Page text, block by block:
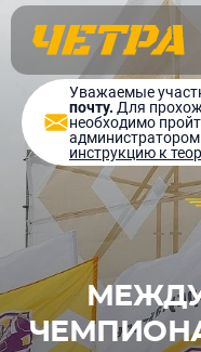
Уважаемые
почту. Для
необходимо
инструкцию к